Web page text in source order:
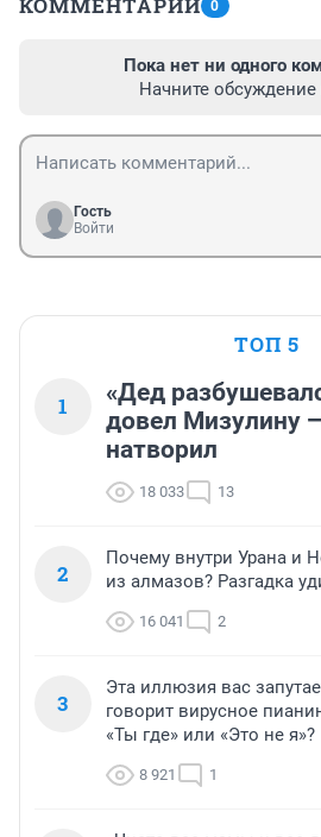
0
Пока нет ни одного
Начните
Гость
Войти
ТОП 5
1
«Дед
довел Мизулину
натворил
18 033 13
2
Почему внутри Урана и
из алмазов? Разгадка
16 041 2
3
Эта иллюзия вас
говорит вирусное
«Ты где» или «Это не я»?
8 921 1